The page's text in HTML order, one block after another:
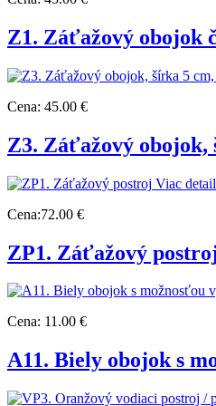
Z1. Záťažový obojok
Cena: 45.00 €
Z3. Záťažový
Viac
Cena:72.00 €
ZP1. Záťažový
Cena: 11.00 €
A11. Biely obojok s